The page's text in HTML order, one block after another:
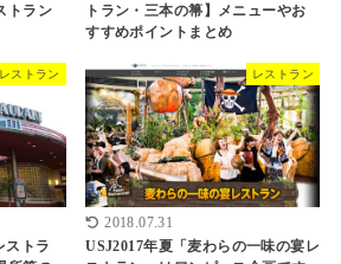
トラン
トラン・三本の箒】メニューやお
すすめポイントまとめ
レストラン
ストラ
レストラン
2018.07.31
USJ2017年夏「麦わらの一味の宴レ